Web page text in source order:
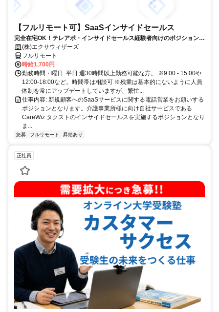
【フルリモート可】SaaSインサイドセールス
完全在宅OK！テレアポ・インサイドセールス経験者向けのポジションで
す！(株)エクサウィザーズ
フルリモート
時給1,700円
勤務時間・曜日: 平日 週30時間以上勤務可能な方。 ※9:00 - 15:00や
12:00-18:00など。時間帯は相談可 ※残業は基本的にないように人員
体制を常にアップデートしていますが、繁忙...
仕事内容: 新規顧客へのSaaSサービスに関する電話営業をお願いする
ポジションとなります。介護事業所様に向け自社サービスである
CareWiz タクストのインサイドセールスを実施するポジションとなり
ま...
急募 フルリモート 昇給あり
正社員